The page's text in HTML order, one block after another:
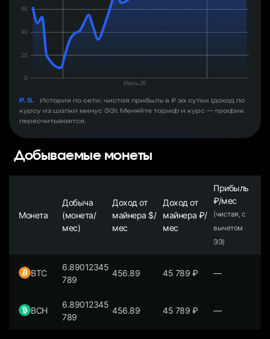
P. S.
История по сети: чистая прибыль в ₽ за сутки (доход по
курсу из шапки минус ЭЭ). Меняйте тариф и курс — график
пересчитывается.
Добываемые монеты
Монета
Добыча
(монета/
мес)
Доход от
майнера $/
мес
Доход от
майнера ₽/
мес
Прибыль
₽/мес
(чистая, с
вычетом
ЭЭ)
BTC
6.89012345
789
456.89 45 789 ₽ —
BCH
6.89012345
789
456.89 45 789 ₽ —